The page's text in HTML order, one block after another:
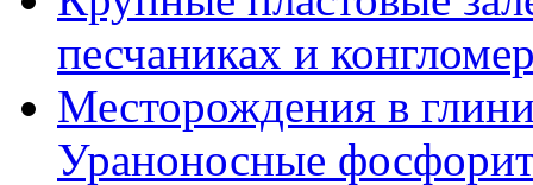
песчаниках и
Месторождения в
Ураноносные